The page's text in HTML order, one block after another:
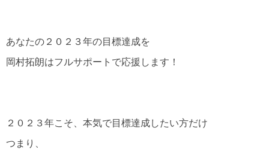
あなたの２０２３年の目標達成を
岡村拓朗はフルサポートで応援します！
２０２３年こそ、本気で目標達成したい方だけ
つまり、